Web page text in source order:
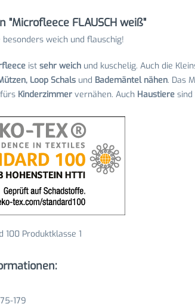
"Microfleece FLAUSCH weiß"
weich und flauschig!
ist sehr weich und kuschelig. Auch die
Loop Schals und Bademäntel nähen. Das
Kinderzimmer vernähen. Auch Haustiere
100 Produktklasse 1
179